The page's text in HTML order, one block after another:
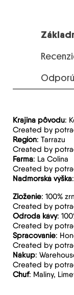
Krajina pôvodu:
Created by
Región: Tarrazu
Created by
Farma: La Colina
Created by
Nadmorská výška
Zloženie: 100%
Created by
Odroda kávy:
Created by
Spracovanie:
Created by
Nákup:
Created by
Chuť: Maliny,